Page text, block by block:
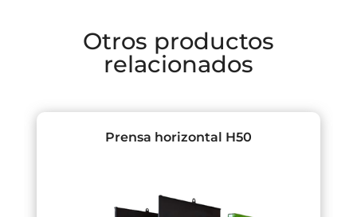
Otros productos
relacionados
Prensa horizontal H50